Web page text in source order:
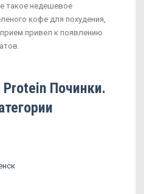
такое недешевое
кофе для похудения,
привел к появлению
Починки.